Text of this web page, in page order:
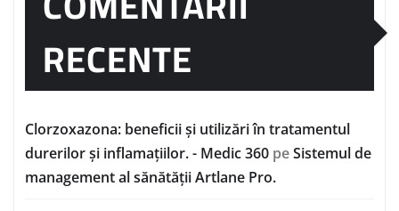
RECENTE
Clorzoxazona: beneficii și utilizări în tratamentul
durerilor și inflamațiilor. - Medic 360 peSistemul de
management al sănătății Artlane Pro.